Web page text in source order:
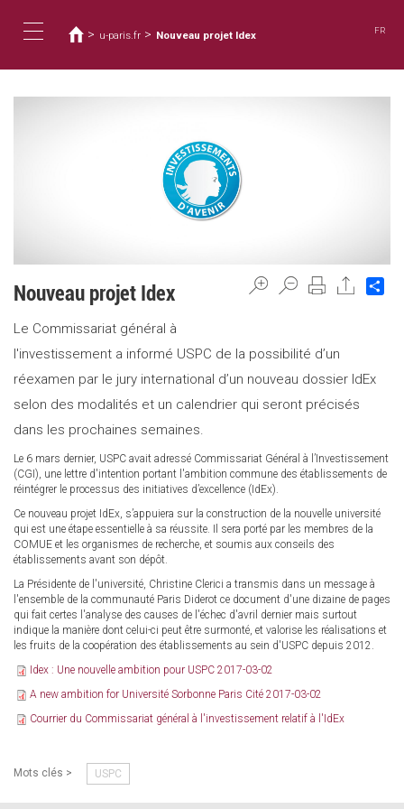
main
are
here
> u-paris.fr > Nouveau projet Idex FR
Nouveau projet Idex
Le Commissariat général à
l'investissement a informé USPC de la possibilité d’un
réexamen par le jury international d’un nouveau dossier IdEx
selon des modalités et un calendrier qui seront précisés
dans les prochaines semaines.
Le 6 mars dernier, USPC avait adressé Commissariat Général à l’Investissement
(CGI), une lettre d'intention portant l'ambition commune des établissements de
réintégrer le processus des initiatives d’excellence (IdEx).
Ce nouveau projet IdEx, s’appuiera sur la construction de la nouvelle université
qui est une étape essentielle à sa réussite. Il sera porté par les membres de la
COMUE et les organismes de recherche, et soumis aux conseils des
établissements avant son dépôt.
La Présidente de l'université, Christine Clerici a transmis dans un message à
l'ensemble de la communauté Paris Diderot ce document d'une dizaine de pages
qui fait certes l'analyse des causes de l'échec d'avril dernier mais surtout
indique la manière dont celui-ci peut être surmonté, et valorise les réalisations et
les fruits de la coopération des établissements au sein d'USPC depuis 2012.
Idex : Une nouvelle ambition pour USPC 2017-03-02
A new ambition for Université Sorbonne Paris Cité 2017-03-02
Courrier du Commissariat général à l'investissement relatif à l'IdEx
Mots clés > USPC